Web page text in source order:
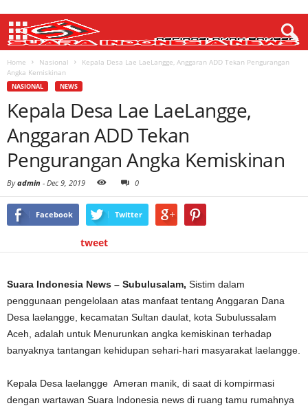
Home Nasional
Kepala Desa Lae LaeLangge, Anggaran ADD Tekan Pengurangan
Angka Kemiskinan
NASIONAL NEWS
Kepala Desa Lae LaeLangge,
Anggaran ADD Tekan
Pengurangan Angka Kemiskinan
Byadmin - Dec 9, 2019 0
Facebook Twitter
tweet
Suara Indonesia News – Subulusalam, Sistim dalam
penggunaan pengelolaan atas manfaat tentang Anggaran Dana
Desa laelangge, kecamatan Sultan daulat, kota Subulussalam
Aceh, adalah untuk Menurunkan angka kemiskinan terhadap
banyaknya tantangan kehidupan sehari-hari masyarakat laelangge.
Kepala Desa laelangge Ameran manik, di saat di kompirmasi
dengan wartawan Suara Indonesia news di ruang tamu rumahnya